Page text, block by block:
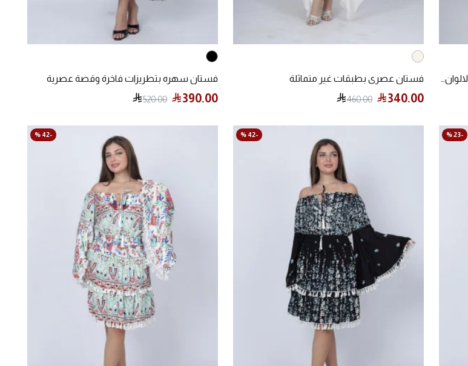
فستان يجمع بين الدانتيل الرقيق ولمسات الالوان الأنيقة فستان عصري بطبقات غير متماثلة
340.00
460.00
فستان سهره بتطريزات فاخرة وقصة عصرية
390.00
520.00
-23 %
-42 %
-42 %